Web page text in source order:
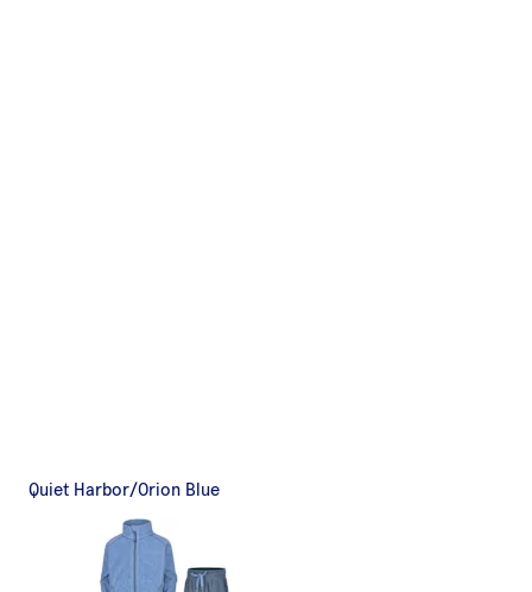
Quiet Harbor/Orion Blue